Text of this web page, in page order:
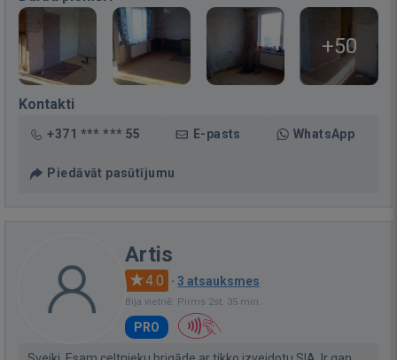
+50
Kontakti
+371 *** *** 55 E-pasts WhatsApp
Piedāvāt pasūtījumu
Artis
4.0 · 3 atsauksmes
Bija vietnē: Pirms 2st. 35 min.
PRO